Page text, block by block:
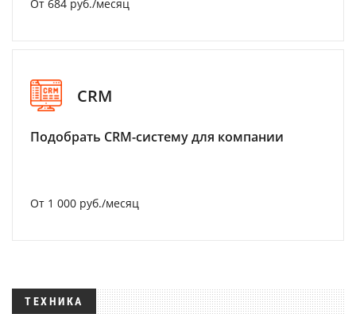
От 684 руб./месяц
CRM
Подобрать CRM-систему для компании
От 1 000 руб./месяц
ТЕХНИКА